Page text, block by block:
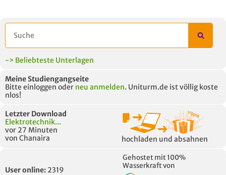
-> Beliebteste Unterlagen
Meine Studiengangseite
Bitte einloggen oder neu anmelden. Uniturm.de ist völlig koste
nlos!
Letzter Download
Elektrotechnik...
vor 27 Minuten
von Chanaira
hochladen und absahnen
User online: 2319
Gehostet mit 100%
Wasserkraft von